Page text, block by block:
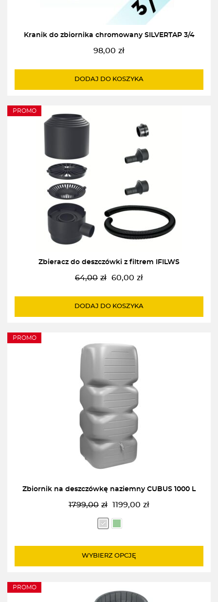
Kranik do zbiornika chromowany SILVERTAP 3/4
98,00 zł
DODAJ DO KOSZYKA
PROMO
Zbieracz do deszczówki z filtrem IFILWS
64,00 zł
Pierwotna
wynosiła:
60,00 zł
Aktualna
wynosi:
DODAJ DO KOSZYKA
PROMO
Zbiornik na deszczówkę naziemny CUBUS 1000 L
1799,00 zł
Pierwotna
cena
wynosiła:
1199,00 zł
Aktualna
cena
wynosi:
WYBIERZ OPCJĘ
PROMO